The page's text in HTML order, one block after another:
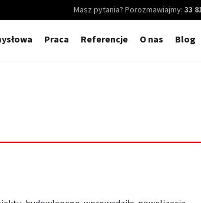
Masz pytania? Porozmawiajmy: 33
Praca Referencje O nas Blog